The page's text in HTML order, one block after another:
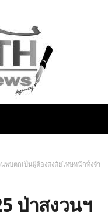
พบตกเป็นผู้ต้องสงสัยโทษหนักทั้งจำ
ป่าสงวนฯ